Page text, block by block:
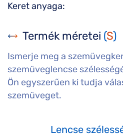
Keret anyaga:
Termék méretei (S)
Ismerje meg a
szemüveglencse
Ön egyszerűen ki tudja
szemüveget.
Lencse